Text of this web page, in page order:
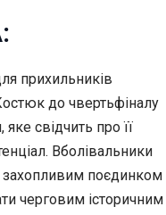
прихильників
до чвертьфіналу
свідчить про її
Вболівальники
захопливим поєдинком
черговим історичним